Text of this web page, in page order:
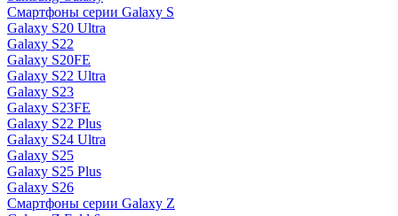
Смартфоны серии Galaxy S
Galaxy S20 Ultra
Galaxy S22
Galaxy S20FE
Galaxy S22 Ultra
Galaxy S23
Galaxy S23FE
Galaxy S22 Plus
Galaxy S24 Ultra
Galaxy S25
Galaxy S25 Plus
Galaxy S26
Смартфоны серии Galaxy Z